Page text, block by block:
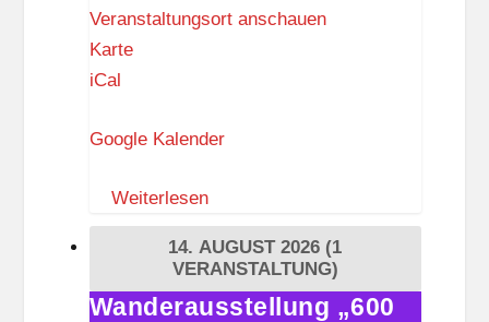
Veranstaltungsort anschauen
KarteF
u
S
t
g
iCal
Google Kalender
Weiterlesen
14. AUGUST 2026 (1
VERANSTALTUNG)
Wanderausstellung
Wanderausstellung „600